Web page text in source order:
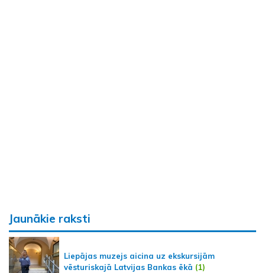
Jaunākie raksti
Liepājas muzejs aicina uz ekskursijām
vēsturiskajā Latvijas Bankas ēkā (1)